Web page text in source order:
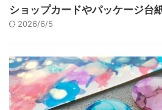
ショップカードやパッケージ台
2026/6/5